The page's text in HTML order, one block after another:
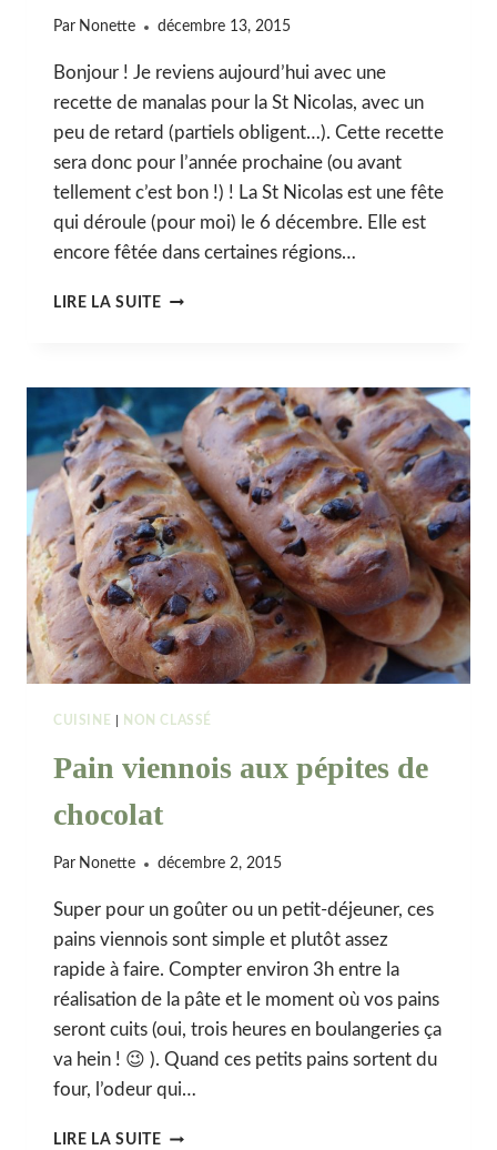
Par Nonette décembre 13, 2015
Bonjour ! Je reviens aujourd’hui avec une
recette de manalas pour la St Nicolas, avec un
peu de retard (partiels obligent…). Cette recette
sera donc pour l’année prochaine (ou avant
tellement c’est bon !) ! La St Nicolas est une fête
qui déroule (pour moi) le 6 décembre. Elle est
encore fêtée dans certaines régions…
LIRE LA SUITEMANALAS
&
SON
CHOCOLAT
CHAUD
À
LA
CANNELLE
CUISINE NON CLASSÉ
Pain viennois aux pépites de
chocolat
Par Nonette décembre 2, 2015
Super pour un goûter ou un petit-déjeuner, ces
pains viennois sont simple et plutôt assez
rapide à faire. Compter environ 3h entre la
réalisation de la pâte et le moment où vos pains
seront cuits (oui, trois heures en boulangeries ça
va hein ! 😉 ). Quand ces petits pains sortent du
four, l’odeur qui…
LIRE LA SUITEPAIN